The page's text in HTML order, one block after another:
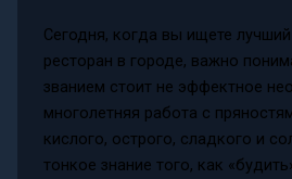
Сегодня, когда вы ищете
ресторан в городе, важно
званием стоит не эффектное
многолетняя работа с
кислого, острого, сладкого и
тонкое знание того, как